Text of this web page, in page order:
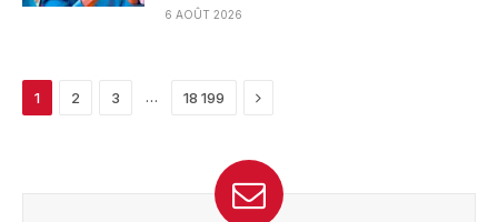
6 AOÛT 2026
1 2 3 … 18 199 Next